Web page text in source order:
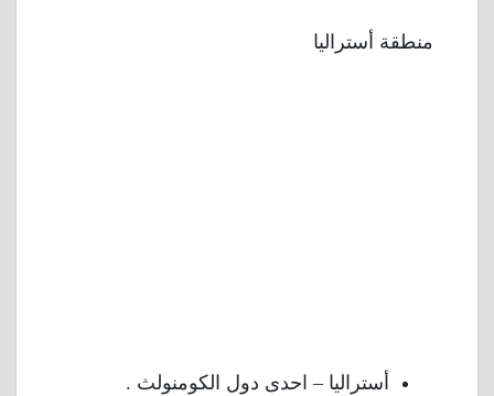
منطقة أستراليا
أستراليا – احدى دول الكومنولث .